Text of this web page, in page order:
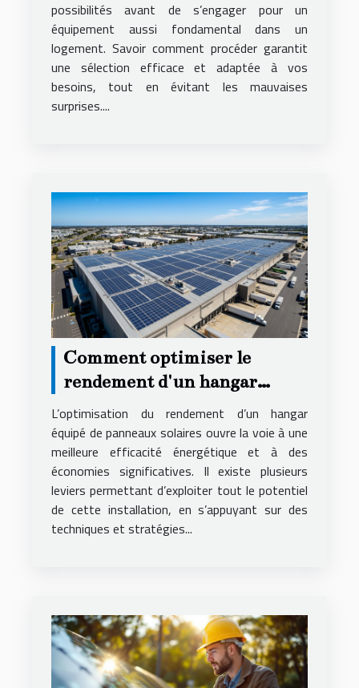
possibilités avant de s’engager pour un
équipement aussi fondamental dans un
logement. Savoir comment procéder garantit
une sélection efficace et adaptée à vos
besoins, tout en évitant les mauvaises
surprises....
Comment optimiser le
rendement d'un hangar
équipé de panneaux solaires
?
L’optimisation du rendement d’un hangar
équipé de panneaux solaires ouvre la voie à une
meilleure efficacité énergétique et à des
économies significatives. Il existe plusieurs
leviers permettant d’exploiter tout le potentiel
de cette installation, en s’appuyant sur des
techniques et stratégies...